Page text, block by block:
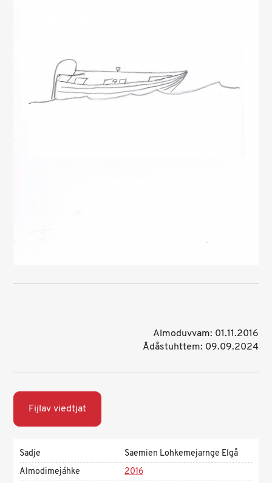
Almoduvvam: 01.11.2016
Ådåstuhttem: 09.09.2024
Fijlav viedtjat
Sadje
Saemien Lohkemejarnge Elgå
Almodimejáhke
2016